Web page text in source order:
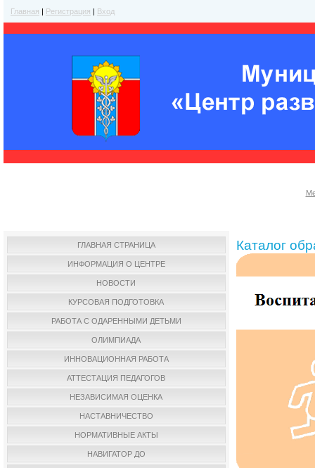
Главная | Регистрация | Вход
ГЛАВНАЯ СТРАНИЦА
ИНФОРМАЦИЯ О ЦЕНТРЕ
НОВОСТИ
КУРСОВАЯ ПОДГОТОВКА
РАБОТА С ОДАРЕННЫМИ ДЕТЬМИ
ОЛИМПИАДА
ИННОВАЦИОННАЯ РАБОТА
АТТЕСТАЦИЯ ПЕДАГОГОВ
НЕЗАВИСИМАЯ ОЦЕНКА
НАСТАВНИЧЕСТВО
НОРМАТИВНЫЕ АКТЫ
НАВИГАТОР ДО
Каталог